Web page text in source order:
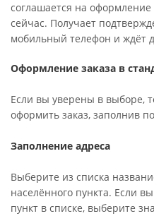
соглашается на
сейчас. Получает
мобильный телефон и ждёт
Оформление заказа в
Если вы уверены в выборе,
оформить заказ, заполнив
Заполнение адреса
Выберите из списка
населённого пункта. Если
пункт в списке, выберите